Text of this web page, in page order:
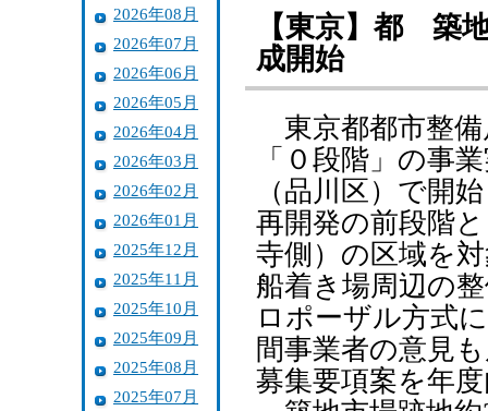
2026年08月
2026年07月
2026年06月
2026年05月
2026年04月
2026年03月
2026年02月
2026年01月
2025年12月
2025年11月
2025年10月
2025年09月
2025年08月
2025年07月
【東京】都 築
成開始
東京都都市整備
「０段階」の事
（品川区）で開
再開発の前段階
寺側）の区域を
船着き場周辺の
ロポーザル方式
間事業者の意見
募集要項案を年